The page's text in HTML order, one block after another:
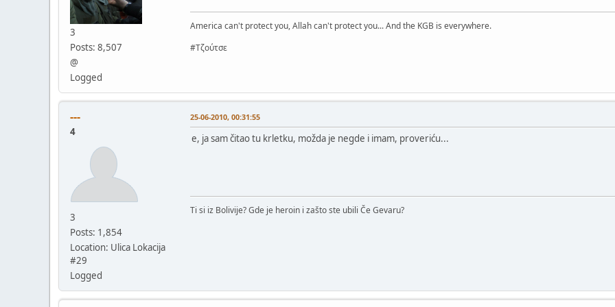
3
Posts: 8,507
@
Logged
America can't protect you, Allah can't protect you... And the KGB is everywhere.
#Τζούτσε
---
4
3
Posts: 1,854
Location: Ulica Lokacija
#29
Logged
25-06-2010, 00:31:55
e, ja sam čitao tu krletku, možda je negde i imam, proveriću...
Ti si iz Bolivije? Gde je heroin i zašto ste ubili Če Gevaru?